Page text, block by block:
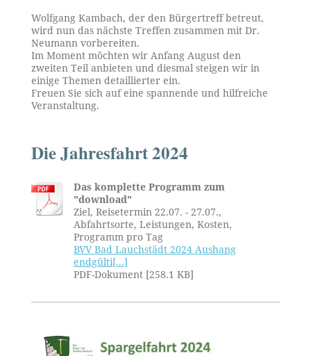
Wolfgang Kambach, der den Bürgertreff betreut,
wird nun das nächste Treffen zusammen mit Dr.
Neumann vorbereiten.
Im Moment möchten wir Anfang August den
zweiten Teil anbieten und diesmal steigen wir in
einige Themen detaillierter ein.
Freuen Sie sich auf eine spannende und hilfreiche
Veranstaltung.
Die Jahresfahrt 2024
Das komplette Programm zum
"download"
Ziel, Reisetermin 22.07. - 27.07.,
Abfahrtsorte, Leistungen, Kosten,
Programm pro Tag
BVV Bad Lauchstädt 2024 Aushang
endgülti[...]
PDF-Dokument [258.1 KB]